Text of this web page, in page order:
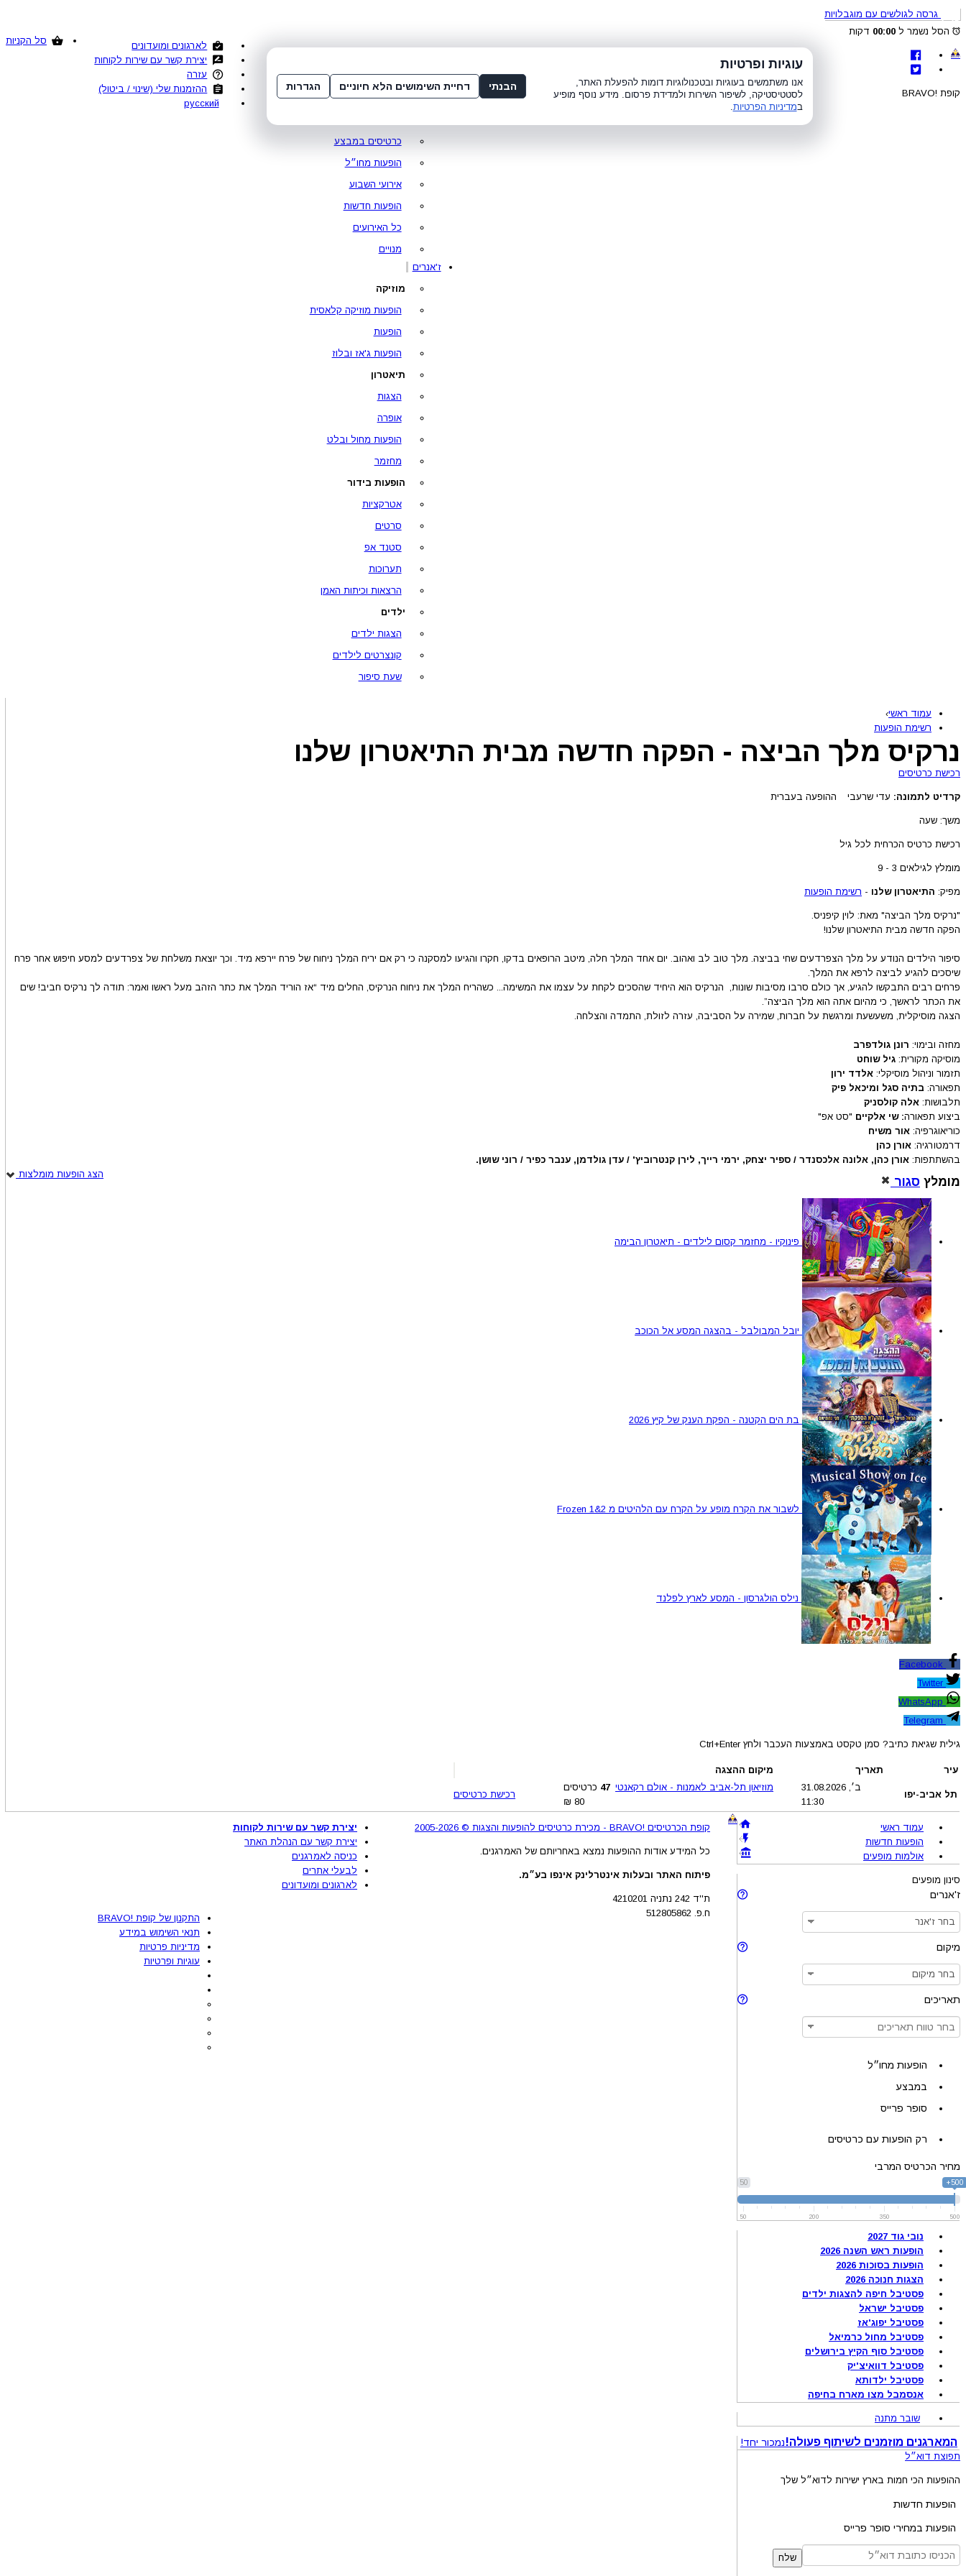
גרסה לגולשים עם מוגבלויות
סל הקניות
הסל נשמר ל 00:00 דקות
קופת !BRAVO
עמוד ראשי
סופר פרייס
כרטיסים במבצע
הופעות מחו״ל
אירועי השבוע
הופעות חדשות
כל האירועים
מנויים
ז'אנרים
מוזיקה
הופעות מוזיקה קלאסית
הופעות
הופעות ג'אז ובלוז
תיאטרון
הצגות
אופרה
הופעות מחול ובלט
מחזמר
הופעות בידור
אטרקציות
סרטים
סטנד אפ
תערוכות
הרצאות וכיתות האמן
ילדים
הצגות ילדים
קונצרטים לילדים
שעת סיפור
לארגונים ומועדונים
יצירת קשר עם שירות לקוחות
עזרה
ההזמנות שלי (שינוי / ביטול)
русский
עמוד ראשי›
רשימת הופעות
נרקיס מלך הביצה - הפקה חדשה מבית התיאטרון שלנו
רכישת כרטיסים
קרדיט לתמונה: עדי שרעבי ההופעה בעברית
משך: שעה
רכישת כרטיס הכרחית לכל גיל
מומלץ לגילאים 3 - 9
מפיק: התיאטרון שלנו - רשימת הופעות
"נרקיס מלך הביצה" מאת: לוין קיפניס.
הפקה חדשה מבית התיאטרון שלנו!
סיפור הילדים הנודע על מלך הצפרדעים שחי בביצה. מלך טוב לב ואהוב. יום אחד המלך חלה, מיטב הרופאים בדקו, חקרו והגיעו למסקנה כי רק אם יריח המלך ניחוח של פרח יירפא מיד. וכך יוצאת משלחת של צפרדעים למסע חיפוש אחר פרח
שיסכים להגיע לביצה לרפא את המלך.
פרחים רבים התבקשו להגיע, אך כולם סרבו מסיבות שונות, הנרקיס הוא היחיד שהסכים לקחת על עצמו את המשימה... כשהריח המלך את ניחוח הנרקיס, החלים מיד “אז הוריד המלך את כתר הזהב מעל ראשו ואמר: תודה לך נרקיס חביב! שים
את הכתר לראשך, כי מהיום אתה הוא מלך הביצה”.
הצגה מוסיקלית, משעשעת ומרגשת על חברות, שמירה על הסביבה, עזרה לזולת, התמדה והצלחה.
מחזה ובימוי: רונן גולדפרב
מוסיקה מקורית: גיל שוחט
תזמור וניהול מוסיקלי: אלדד ירון
תפאורה: בתיה סגל ומיכאל פיק
תלבושות: אלה קולסניק
ביצוע תפאורה: שי אלקיים "סט אפ"
כוריאוגרפיה: אור משיח
דרמטורגיה: אורן כהן
בהשתתפות: אורן כהן, אלונה אלכסנדר / ספיר יצחק, ירמי רייך, לירן קנטרוביץ' / עדן גולדמן, ענבר כפיר / רוני שושן.
הצג הופעות מומלצות
מומלץ סגור
פינוקיו - מחזמר קסום לילדים - תיאטרון הבימה
יובל המבולבל - בהצגה המסע אל הכוכב
בת הים הקטנה - הפקת הענק של קיץ 2026
לשבור את הקרח מופע על הקרח עם הלהיטים מ Frozen 1&2
נילס הולגרסון - המסע לארץ לפלנד
גילית שגיאת כתיב? סמן טקסט באמצעות העכבר ולחץ Ctrl+Enter
עיר תאריך מיקום ההצגה
תל אביב-יפו
ב׳, 31.08.2026
11:30
מוזיאון תל-אביב לאמנות - אולם רקאנטי 47 כרטיסים
80
₪
רכישת כרטיסים
עמוד ראשי
הופעות חדשות
אולמות מופעים
סינון מופעים
ז'אנרים
מיקום
תאריכים
הופעות מחו״ל
במבצע
סופר פרייס
רק הופעות עם כרטיסים
מחיר הכרטיס המרבי
50 500+
50 200 350 500
נובי גוד 2027
הופעות ראש השנה 2026
הופעות בסוכות 2026
הצגות חנוכה 2026
פסטיבל חיפה להצגות ילדים
פסטיבל ישראל
פסטיבל יפוג'אז
פסטיבל מחול כרמיאל
פסטיבל סוף הקיץ בירושלים
פסטיבל דוואיצ'יק
פסטיבל ילדותא
אנסמבל מצו מארח בחיפה
שובר מתנה
המארגנים מוזמנים לשיתוף פעולה!נמכור יחד!
תפוצת דוא״ל
ההופעות הכי חמות בארץ ישירות לדוא״ל שלך
הופעות חדשות
הופעות במחירי סופר פרייס
שלח
קופת הכרטיסים !BRAVO - מכירת כרטיסים להופעות והצגות © 2005-2026
כל המידע אודות ההופעות נמצא באחריותם של האמרגנים.
פיתוח האתר ובעלות אינטרלינק אינפו בע״מ.
ת''ד 242 נתניה 4210201
ח.פ. 512805862
יצירת קשר עם שירות לקוחות
יצירת קשר עם הנהלת האתר
כניסה לאמרגנים
לבעלי אתרים
לארגונים ומועדונים
התקנון של קופת !BRAVO
תנאי השימוש במידע
מדיניות פרטיות
עוגיות ופרטיות
עוגיות ופרטיות
אנו משתמשים בעוגיות ובטכנולוגיות דומות להפעלת האתר,
לסטטיסטיקה, לשיפור השירות ולמדידת פרסום. מידע נוסף מופיע
במדיניות הפרטיות.
הבנתי דחיית השימושים הלא חיוניים הגדרות